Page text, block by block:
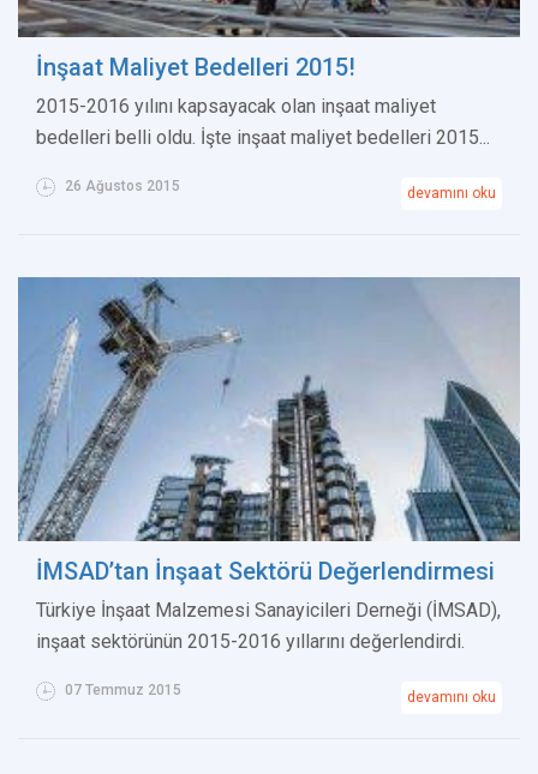
İnşaat Maliyet Bedelleri 2015!
2015-2016 yılını kapsayacak olan inşaat maliyet
bedelleri belli oldu. İşte inşaat maliyet bedelleri 2015...
26 Ağustos 2015 devamını oku
İMSAD’tan İnşaat Sektörü Değerlendirmesi
Türkiye İnşaat Malzemesi Sanayicileri Derneği (İMSAD),
inşaat sektörünün 2015-2016 yıllarını değerlendirdi.
07 Temmuz 2015 devamını oku